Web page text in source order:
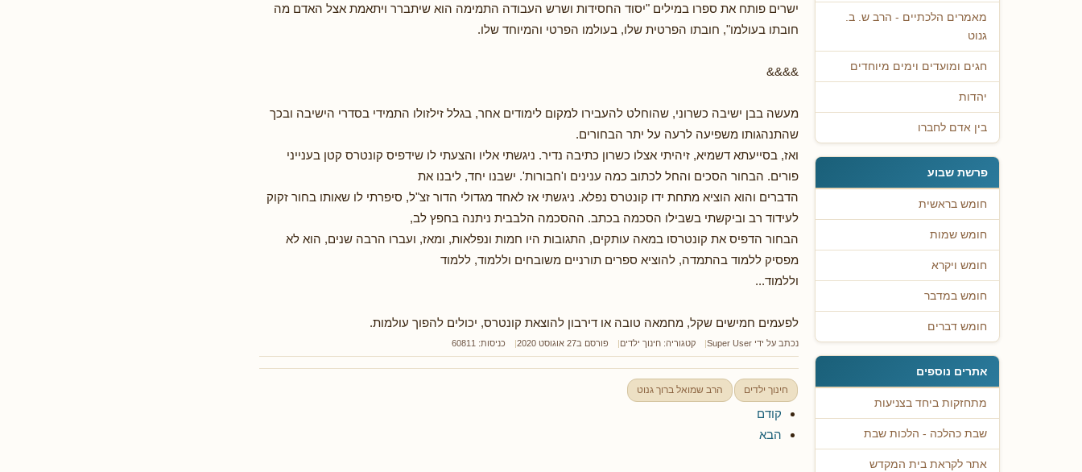
מאמרים הלכתיים - הרב ש. ב.
גנוט
חגים ומועדים וימים מיוחדים
יהדות
בין אדם לחברו
פרשת שבוע
חומש בראשית
חומש שמות
חומש ויקרא
חומש במדבר
חומש דברים
אתרים נוספים
מתחזקות ביחד בצניעות
שבת כהלכה - הלכות שבת
אתר לקראת בית המקדש
ישרים פותח את ספרו במילים "יסוד החסידות ושרש העבודה התמימה הוא שיתברר ויתאמת אצל האדם מה
חובתו בעולמו", חובתו הפרטית שלו, בעולמו הפרטי והמיוחד שלו.
&&&&
מעשה בבן ישיבה כשרוני, שהוחלט להעבירו למקום לימודים אחר, בגלל זילזולו התמידי בסדרי הישיבה ובכך
שהתנהגותו משפיעה לרעה על יתר הבחורים.
ואז, בסייעתא דשמיא, זיהיתי אצלו כשרון כתיבה נדיר. ניגשתי אליו והצעתי לו שידפיס קונטרס קטן בענייני
פורים. הבחור הסכים והחל לכתוב כמה ענינים ו'חבורות'. ישבנו יחד, ליבנו את
הדברים והוא הוציא מתחת ידו קונטרס נפלא. ניגשתי אז לאחד מגדולי הדור זצ"ל, סיפרתי לו שאותו בחור זקוק
לעידוד רב וביקשתי בשבילו הסכמה בכתב. ההסכמה הלבבית ניתנה בחפץ לב,
הבחור הדפיס את קונטרסו במאה עותקים, התגובות היו חמות ונפלאות, ומאז, ועברו הרבה שנים, הוא לא
מפסיק ללמוד בהתמדה, להוציא ספרים תורניים משובחים וללמוד, ללמוד
וללמוד...
לפעמים חמישים שקל, מחמאה טובה או דירבון להוצאת קונטרס, יכולים להפוך עולמות.
נכתב על ידי Super User קטגוריה: חינוך ילדים פורסם ב27 אוגוסט 2020 כניסות: 60811
חינוך ילדים הרב שמואל ברוך גנוט
קודם
הבא